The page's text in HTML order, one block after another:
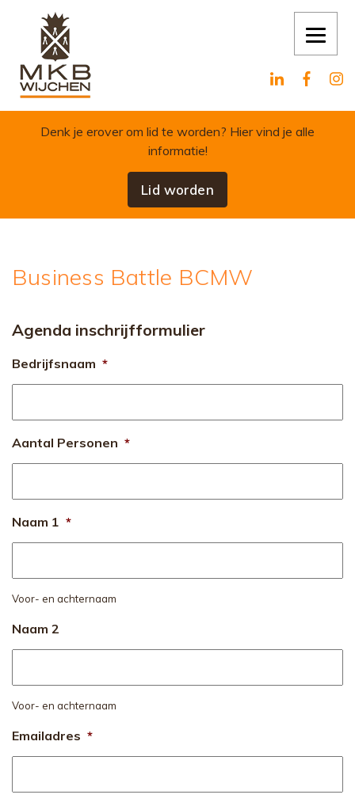
Skip to content
Denk je erover om lid te worden? Hier vind je alle
informatie!
Lid worden
Business Battle BCMW
Agenda inschrijfformulier
Bedrijfsnaam *
Aantal Personen *
Naam 1 *
Voor- en achternaam
Naam 2
Voor- en achternaam
Emailadres *